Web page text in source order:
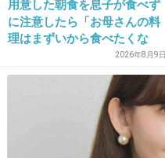
古い動画だけど、不
色んな業界に影響で
全東信の賃貸不動産向決済
用意した朝食を息子が食べず
に注意したら「お母さんの料
理はまずいから食べたくな
い」と…「まずいなら食べな
くていい。今後は自分で食事
を用意しなさい。お金は渡
す」と言った話が議論に
2026年8月9日